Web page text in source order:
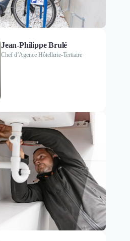
Jean-Philippe Brulé
Chef d’Agence Hôtellerie-Tertiaire